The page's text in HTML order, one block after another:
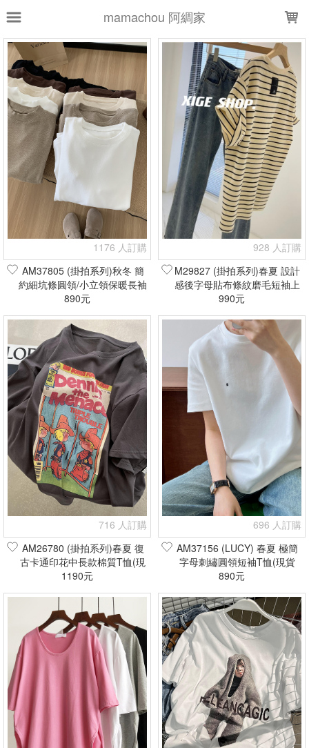
mamachou 阿綢家
上架時間 銷售件數 銷售價格
樣式尺寸篩選
全部樣式 白 黑 灰
杏
藍
粉 深灰 米白
綠
紫
全部尺寸 S M L
XL
38 40 上衣 連身裙
現貨商品
篩選
1176 人訂購
AM37805 (掛拍系列)秋冬 簡
約細坑條圓領/小立領保暖長袖
上衣(現貨+預購)
890元
928 人訂購
M29827 (掛拍系列)春夏 設計
感後字母貼布條紋磨毛短袖上
衣(現貨+預購)
990元
716 人訂購
AM26780 (掛拍系列)春夏 復
古卡通印花中長款棉質T恤(現
貨+預購)
1190元
696 人訂購
AM37156 (LUCY) 春夏 極簡
字母刺繡圓領短袖T恤(現貨
+預購)
890元